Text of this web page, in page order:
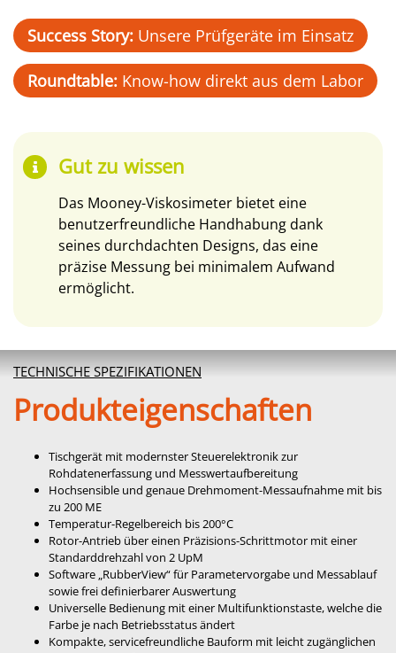
Success Story: Unsere Prüfgeräte im Einsatz
Roundtable: Know-how direkt aus dem Labor
Gut zu wissen
Das Mooney-Viskosimeter bietet eine
benutzerfreundliche Handhabung dank
seines durchdachten Designs, das eine
präzise Messung bei minimalem Aufwand
ermöglicht.
TECHNISCHE SPEZIFIKATIONEN
Produkteigenschaften
Tischgerät mit modernster Steuerelektronik zur
Rohdatenerfassung und Messwertaufbereitung
Hochsensible und genaue Drehmoment-Messaufnahme mit bis
zu 200 ME
Temperatur-Regelbereich bis 200°C
Rotor-Antrieb über einen Präzisions-Schrittmotor mit einer
Standarddrehzahl von 2 UpM
Software „RubberView“ für Parametervorgabe und Messablauf
sowie frei definierbarer Auswertung
Universelle Bedienung mit einer Multifunktionstaste, welche die
Farbe je nach Betriebsstatus ändert
Kompakte, servicefreundliche Bauform mit leicht zugänglichen